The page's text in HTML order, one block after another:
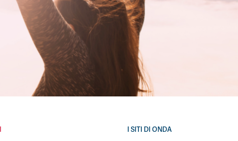
I SITI DI ONDA